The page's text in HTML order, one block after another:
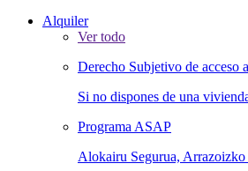
Alquiler
Ver todo
Derecho Subjetivo de acceso
Si no dispones de una
Programa ASAP
Alokairu Segurua, Arrazoizko